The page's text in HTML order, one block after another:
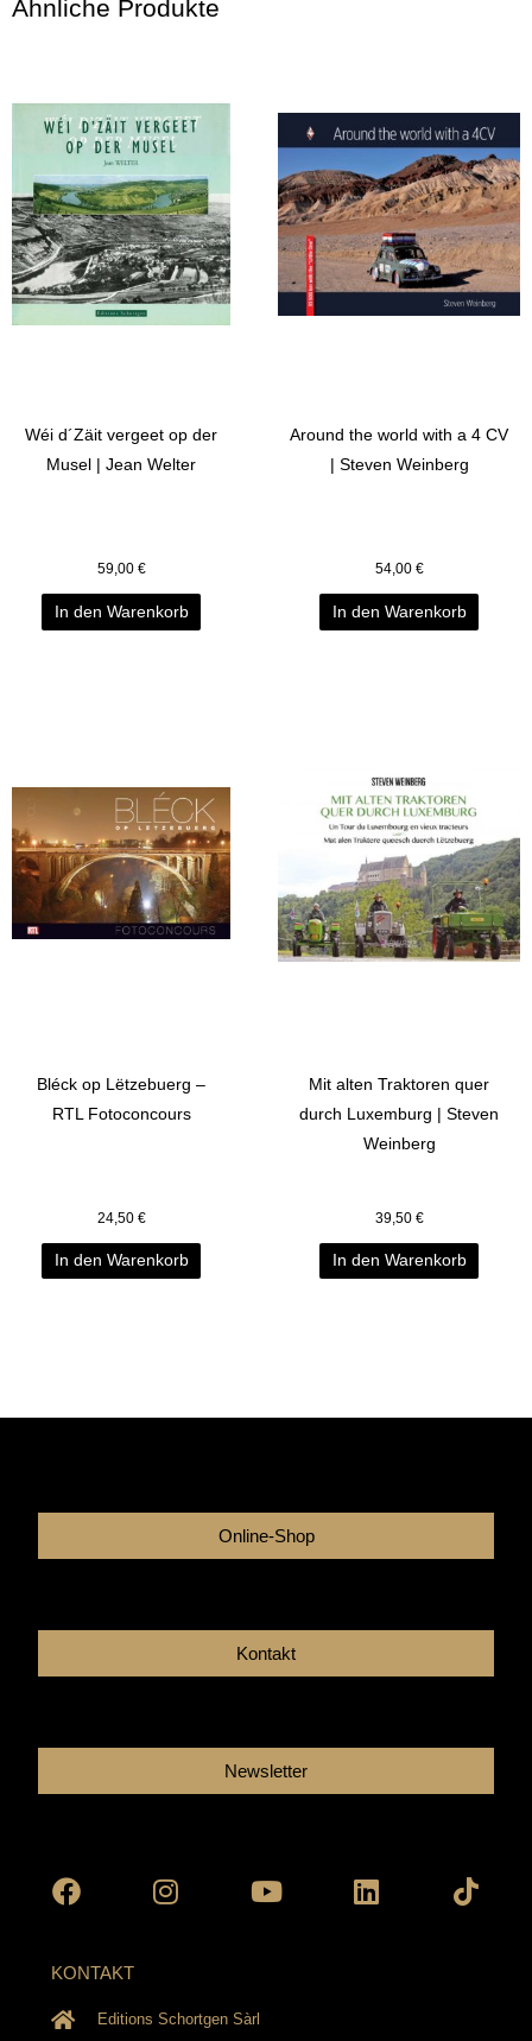
Ähnliche Produkte
Wéi d´Zäit vergeet op der
Musel | Jean Welter
59,00 €
In den Warenkorb
Around the world with a 4 CV
| Steven Weinberg
54,00 €
In den Warenkorb
Bléck op Lëtzebuerg –
RTL Fotoconcours
24,50 €
In den Warenkorb
Mit alten Traktoren quer
durch Luxemburg | Steven
Weinberg
39,50 €
In den Warenkorb
Online-Shop
Kontakt
Newsletter
KONTAKT
Editions Schortgen Sàrl